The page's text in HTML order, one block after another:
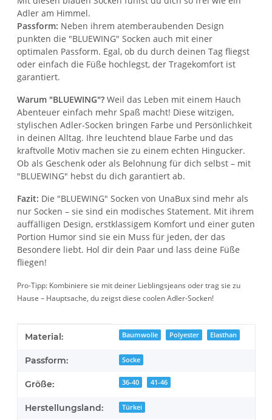
Adler am Himmel.
Passform: Neben ihrem atemberaubenden Design
punkten die "BLUEWING" Socken auch mit einer
optimalen Passform. Egal, ob du durch deinen Tag fliegst
oder einfach die Füße hochlegst, der Tragekomfort ist
garantiert.
Warum "BLUEWING"? Weil das Leben mit einem Hauch
Abenteuer einfach mehr Spaß macht! Diese witzigen,
stylischen Adler-Socken bringen Farbe und Persönlichkeit
in deinen Alltag. Ihre leuchtend blaue Farbe und das
kraftvolle Motiv machen sie zu einem echten Hingucker.
Ob als Geschenk oder als Belohnung für dich selbst – mit
"BLUEWING" hebst du dich garantiert ab.
Fazit: Die "BLUEWING" Socken von UnaBux sind mehr als
nur Socken – sie sind ein modisches Statement. Mit ihrem
auffälligen Design, erstklassigem Komfort und einer guten
Portion Humor sind sie ein Muss für jeden, der das
Besondere liebt. Hol dir dein Paar und lass deine Füße
fliegen!
Pro-Tipp: Kombiniere sie mit deiner Lieblingsjeans oder trag sie zu
Hause – Hauptsache, du zeigst diese coolen Adler-Socken!
Produkteigenschaft
Wert
Material: Baumwolle Polyester Elasthan
Passform: Socke
Größe: 36-40 41-46
Herstellungsland: Türkei